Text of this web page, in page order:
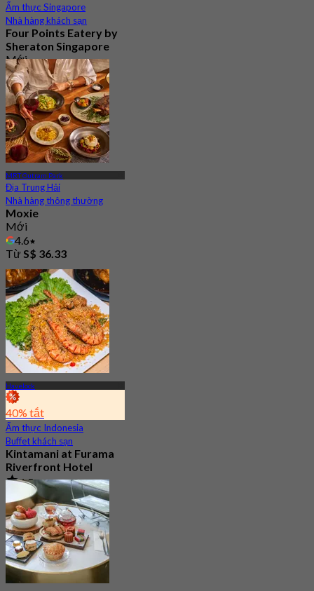
Ẩm thực Singapore
Nhà hàng khách sạn
Four Points Eatery by
Sheraton Singapore
Mới
TừS$ 24.15
MRT Outram Park
Địa Trung Hải
Nhà hàng thông thường
Moxie
Mới
4.6
Từ S$ 36.33
Havelock
40% tắt
Ẩm thực Indonesia
Buffet khách sạn
Kintamani at Furama
Riverfront Hotel
4.5
5.3K Đã đặt chỗ
TừS$ 32.37